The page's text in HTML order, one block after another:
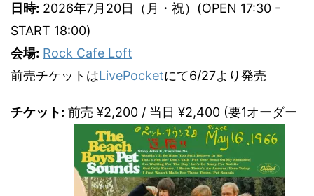
日時: 2026年7月20日（月・祝）(OPEN 17:30 -
START 18:00)
会場: Rock Cafe Loft
前売チケットはLivePocketにて6/27より発売
チケット: 前売 ¥2,200 / 当日 ¥2,400 (要1オーダー